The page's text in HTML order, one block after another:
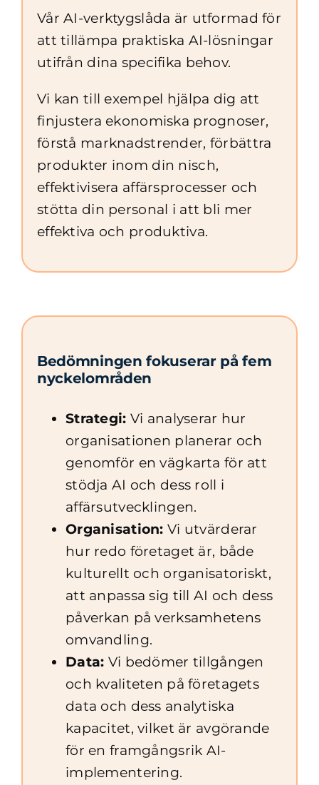
Vår AI-verktygslåda är utformad för
att tillämpa praktiska AI-lösningar
utifrån dina specifika behov.
Vi kan till exempel hjälpa dig att
finjustera ekonomiska prognoser,
förstå marknadstrender, förbättra
produkter inom din nisch,
effektivisera affärsprocesser och
stötta din personal i att bli mer
effektiva och produktiva.
Bedömningen fokuserar på fem
nyckelområden
Strategi: Vi analyserar hur
organisationen planerar och
genomför en vägkarta för att
stödja AI och dess roll i
affärsutvecklingen.
Organisation: Vi utvärderar
hur redo företaget är, både
kulturellt och organisatoriskt,
att anpassa sig till AI och dess
påverkan på verksamhetens
omvandling.
Data: Vi bedömer tillgången
och kvaliteten på företagets
data och dess analytiska
kapacitet, vilket är avgörande
för en framgångsrik AI-
implementering.